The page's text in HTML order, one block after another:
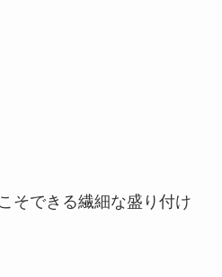
そできる繊細な盛り付け